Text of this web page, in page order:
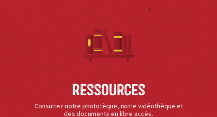
Ressources
Consultez notre phototèque, notre vidéothèque et
des documents en libre accès.